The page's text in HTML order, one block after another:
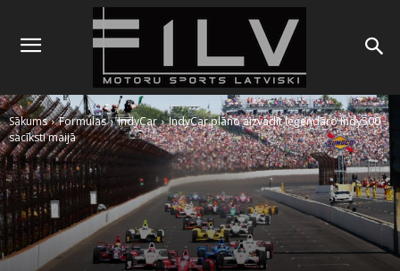
Sākums Formulas IndyCar
IndyCar plāno aizvadīt leģendāro Indy500
sacīksti maijā